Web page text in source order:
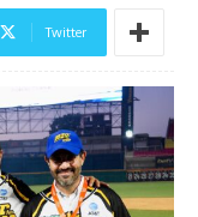
Twitter